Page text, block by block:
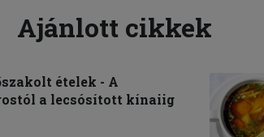
Ajánlott cikkek
ételek - A
a lecsósított kínaiig